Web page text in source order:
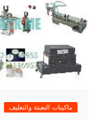
ماكينات التعبئة والتغليف